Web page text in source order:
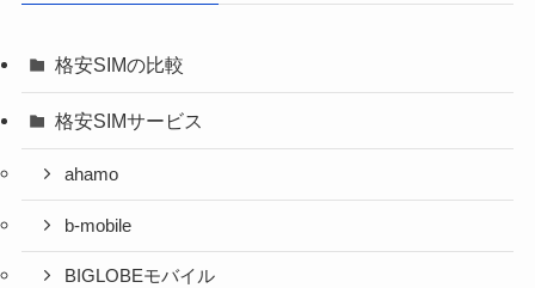
格安SIMの比較
格安SIMサービス
ahamo
b-mobile
BIGLOBEモバイル